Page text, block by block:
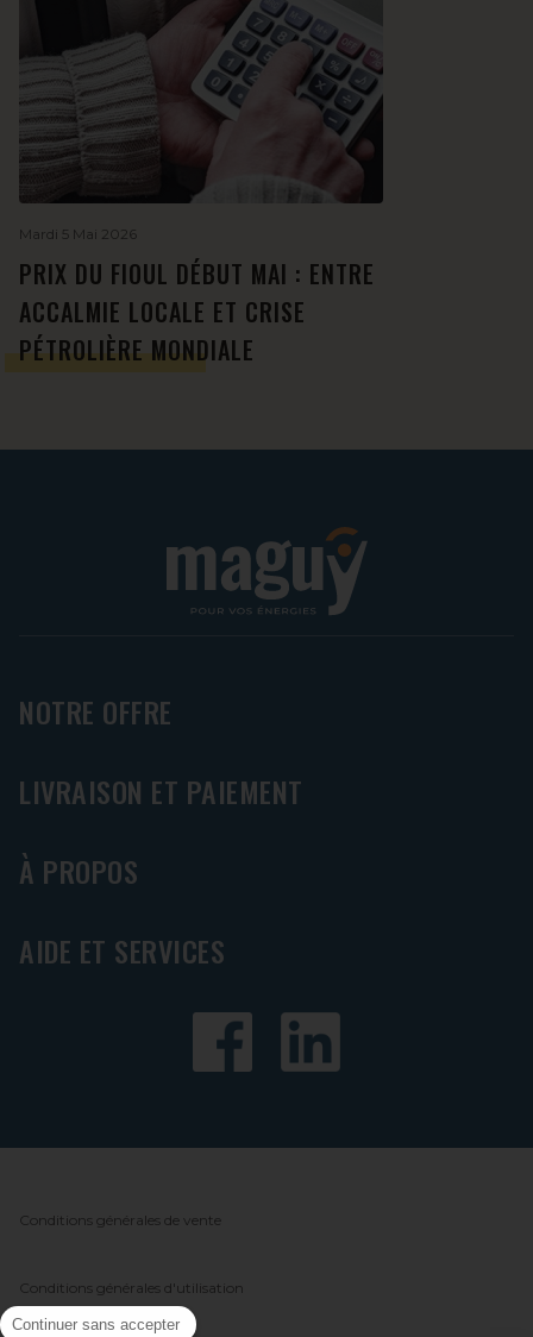
Mardi 5 Mai 2026
PRIX DU FIOUL DÉBUT MAI : ENTRE
ACCALMIE LOCALE ET CRISE
PÉTROLIÈRE MONDIALE
NOTRE OFFRE
LIVRAISON ET PAIEMENT
À PROPOS
AIDE ET SERVICES
Conditions générales de vente
Conditions générales d'utilisation
Continuer sans accepter